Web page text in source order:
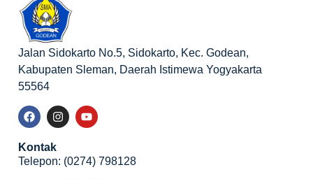
Jalan Sidokarto No.5, Sidokarto, Kec. Godean,
Kabupaten Sleman, Daerah Istimewa Yogyakarta
55564
Kontak
Telepon: (0274) 798128